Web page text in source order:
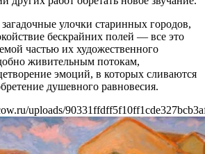
улочки старинных городов,
бескрайних полей — все это
частью их художественного
живительным потокам,
эмоций, в которых сливаются
душевного равновесия.
uploads/